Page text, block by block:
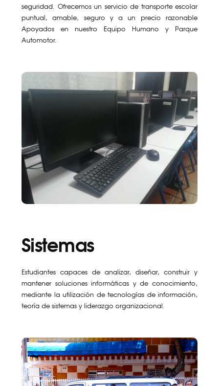
seguridad. Ofrecemos un servicio de transporte escolar
puntual, amable, seguro y a un precio razonable
Apoyados en nuestro Equipo Humano y Parque
Automotor.
Sistemas
Estudiantes capaces de analizar, diseñar, construir y
mantener soluciones informáticas y de conocimiento,
mediante la utilización de tecnologías de información,
teoría de sistemas y liderazgo organizacional.